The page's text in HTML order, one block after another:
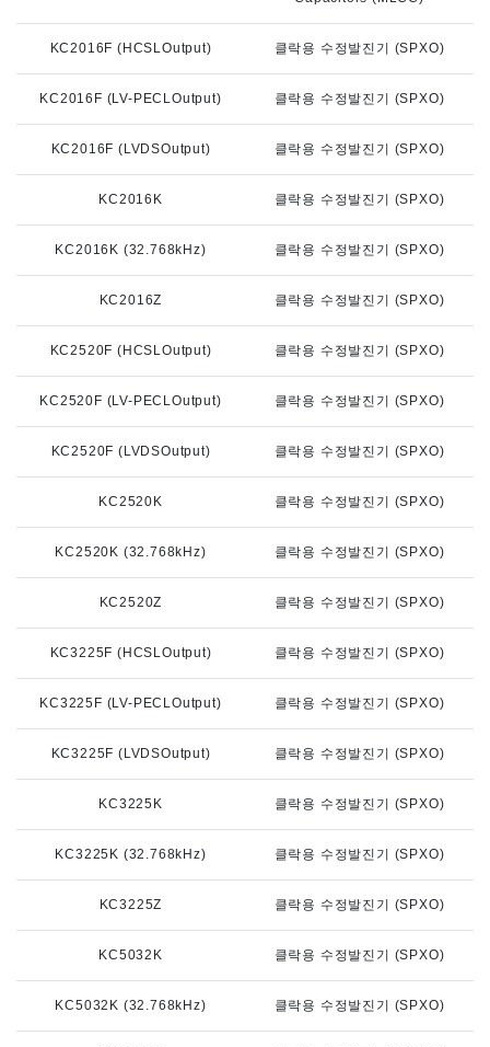
KC2016F (HCSLOutput) 클락용 수정발진기 (SPXO)
KC2016F (LV-PECLOutput) 클락용 수정발진기 (SPXO)
KC2016F (LVDSOutput) 클락용 수정발진기 (SPXO)
KC2016K 클락용 수정발진기 (SPXO)
KC2016K (32.768kHz) 클락용 수정발진기 (SPXO)
KC2016Z 클락용 수정발진기 (SPXO)
KC2520F (HCSLOutput) 클락용 수정발진기 (SPXO)
KC2520F (LV-PECLOutput) 클락용 수정발진기 (SPXO)
KC2520F (LVDSOutput) 클락용 수정발진기 (SPXO)
KC2520K 클락용 수정발진기 (SPXO)
KC2520K (32.768kHz) 클락용 수정발진기 (SPXO)
KC2520Z 클락용 수정발진기 (SPXO)
KC3225F (HCSLOutput) 클락용 수정발진기 (SPXO)
KC3225F (LV-PECLOutput) 클락용 수정발진기 (SPXO)
KC3225F (LVDSOutput) 클락용 수정발진기 (SPXO)
KC3225K 클락용 수정발진기 (SPXO)
KC3225K (32.768kHz) 클락용 수정발진기 (SPXO)
KC3225Z 클락용 수정발진기 (SPXO)
KC5032K 클락용 수정발진기 (SPXO)
KC5032K (32.768kHz) 클락용 수정발진기 (SPXO)